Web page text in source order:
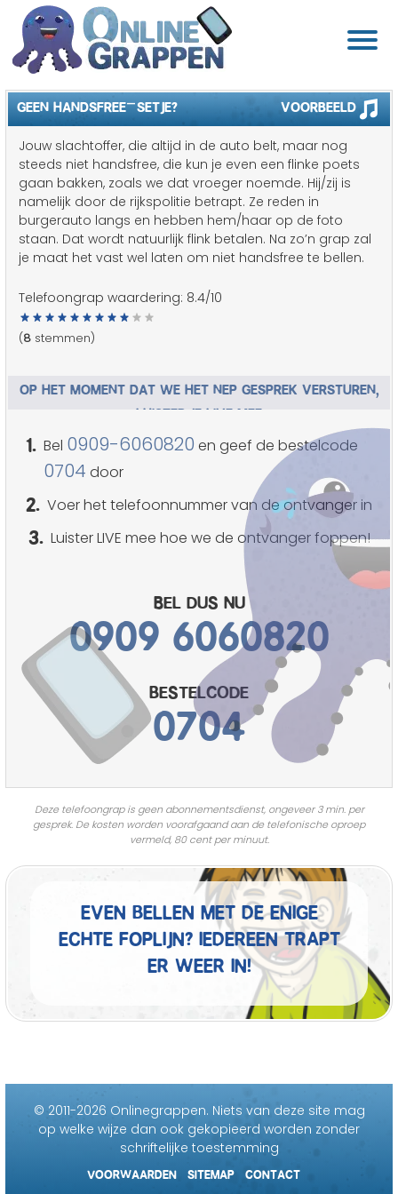
GEEN HANDSFREE-SETJE? Voorbeeld
Jouw slachtoffer, die altijd in de auto belt, maar nog
steeds niet handsfree, die kun je even een flinke poets
gaan bakken, zoals we dat vroeger noemde. Hij/zij is
namelijk door de rijkspolitie betrapt. Ze reden in
burgerauto langs en hebben hem/haar op de foto
staan. Dat wordt natuurlijk flink betalen. Na zo’n grap zal
je maat het vast wel laten om niet handsfree te bellen.
Telefoongrap waardering: 8.4/10
(8 stemmen)
OP HET MOMENT DAT WE HET NEP GESPREK VERSTUREN,
LUISTER JE LIVE MEE
1. Bel 0909-6060820 en geef de bestelcode
0704 door
2. Voer het telefoonnummer van de ontvanger in
3. Luister LIVE mee hoe we de ontvanger foppen!
Bel dus nu
0909 6060820
bestelcode
0704
Deze telefoongrap is geen abonnementsdienst, ongeveer 3 min. per
gesprek. De kosten worden voorafgaand aan de telefonische oproep
vermeld, 80 cent per minuut.
Even bellen met de enige
echte foplijn? Iedereen trapt
er weer in!
© 2011-2026 Onlinegrappen. Niets van deze site mag
op welke wijze dan ook gekopieerd worden zonder
schriftelijke toestemming
VOORWAARDEN SITEMAP CONTACT